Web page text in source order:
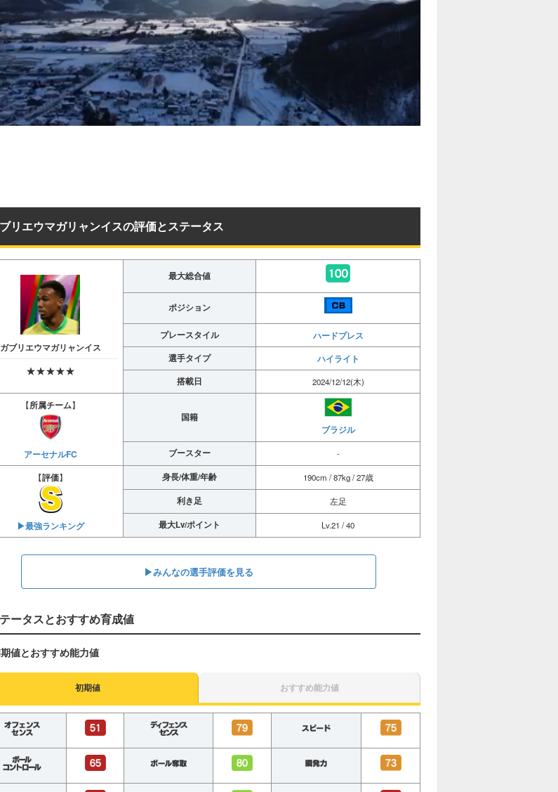
リエウマガリャンイスの評価とステータス
ガブリエウマガリャンイス
★★★★★
最大総合値
ポジション
プレースタイル ハードプレス
選手タイプ ハイライト
搭載日 2024/12/12(木)
【所属チーム】
アーセナルFC
国籍
ブラジル
ブースター -
【評価】
▶︎最強ランキング
身長/体重/年齢 190cm / 87kg / 27歳
利き足 左足
最大Lv/ポイント Lv.21 / 40
▶︎みんなの選手評価を見る
ータスとおすすめ育成値
値とおすすめ能力値
初期値 おすすめ能力値